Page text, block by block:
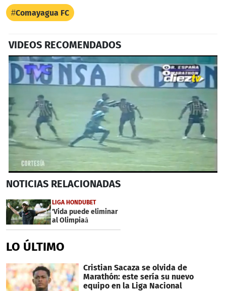
Comayagua FC
VIDEOS RECOMENDADOS
seconds
1
minute,
3
seconds
NOTICIAS RELACIONADAS
LIGA HONDUBET
'Vida puede eliminar
al Olimpiaâ
LO ÚLTIMO
Cristian Sacaza se olvida de
Marathón: este sería su nuevo
equipo en la Liga Nacional